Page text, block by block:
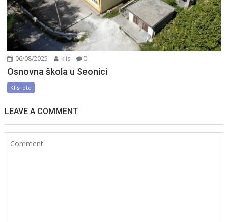
06/08/2025 klis 0
Osnovna škola u Seonici
KlisFoto
LEAVE A COMMENT